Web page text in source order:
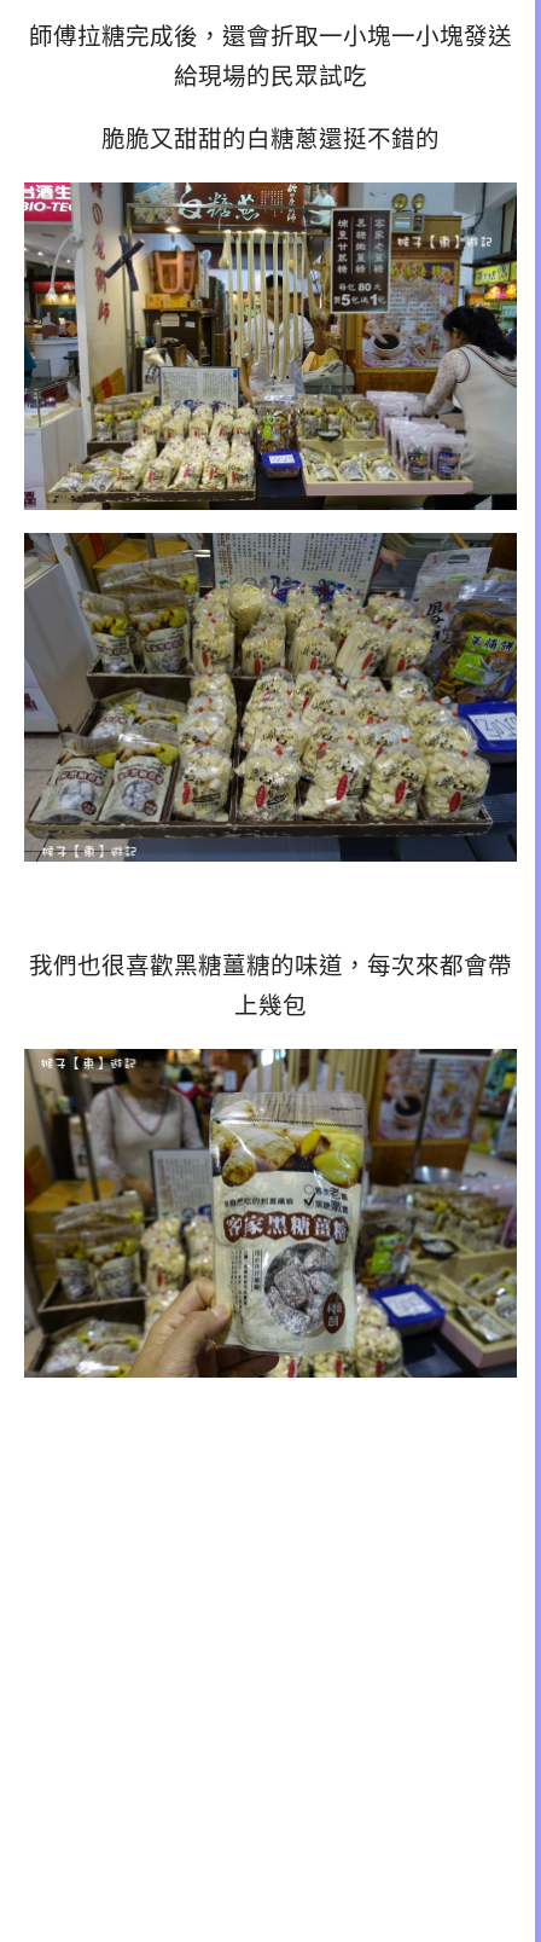
師傅拉糖完成後，還會折取一小塊一小塊發送
給現場的民眾試吃
脆脆又甜甜的白糖蔥還挺不錯的
我們也很喜歡黑糖薑糖的味道，每次來都會帶
上幾包